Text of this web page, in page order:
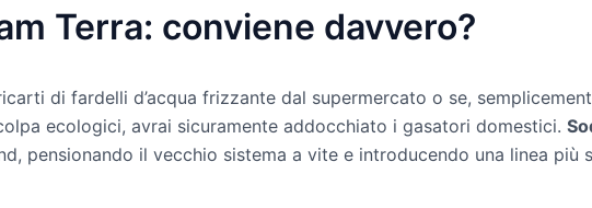
Terra: conviene davvero?
di fardelli d’acqua frizzante dal supermercato o se,
ecologici, avrai sicuramente addocchiato i gasatori domestici.
pensionando il vecchio sistema a vite e introducendo una linea più